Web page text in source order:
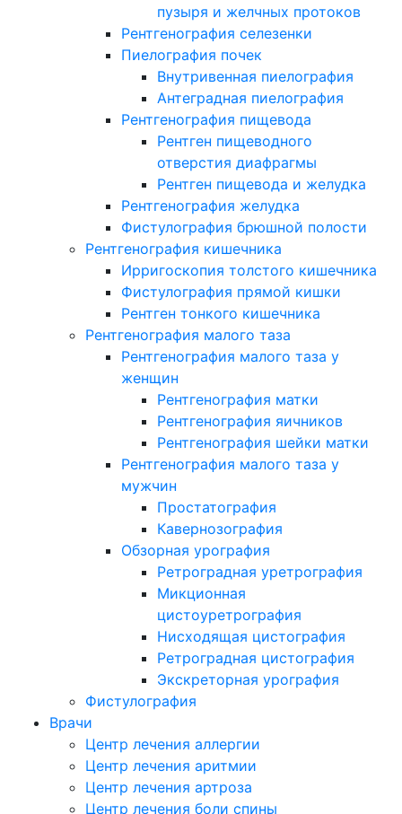
пузыря и желчных протоков
Рентгенография селезенки
Пиелография почек
Внутривенная пиелография
Антеградная пиелография
Рентгенография пищевода
Рентген пищеводного
отверстия диафрагмы
Рентген пищевода и желудка
Рентгенография желудка
Фистулография брюшной полости
Рентгенография кишечника
Ирригоскопия толстого кишечника
Фистулография прямой кишки
Рентген тонкого кишечника
Рентгенография малого таза
Рентгенография малого таза у
женщин
Рентгенография матки
Рентгенография яичников
Рентгенография шейки матки
Рентгенография малого таза у
мужчин
Простатография
Кавернозография
Обзорная урография
Ретроградная уретрография
Микционная
цистоуретрография
Нисходящая цистография
Ретроградная цистография
Экскреторная урография
Фистулография
Врачи
Центр лечения аллергии
Центр лечения аритмии
Центр лечения артроза
Центр лечения боли спины